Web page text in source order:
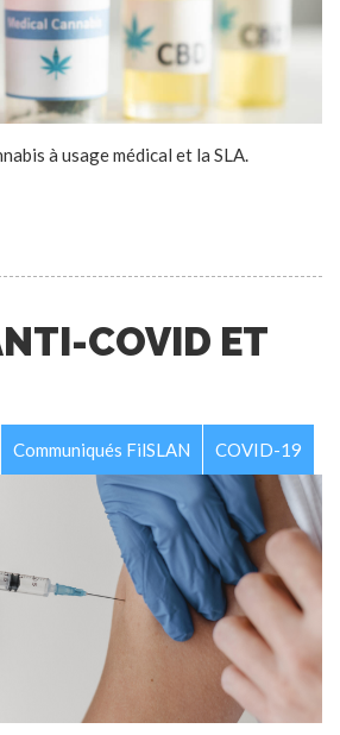
à usage médical et la SLA.
COVID ET
Communiqués FilSLAN COVID-19